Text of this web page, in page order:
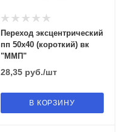
Переход эксцентрический
пп 50х40 (короткий) вк
"ММП"
28,35руб./шт
В КОРЗИНУ